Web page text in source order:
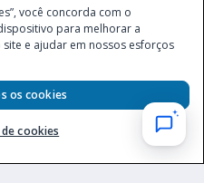
(CNPJ 52.868.380/0001-84), com
nº 4.055, 3º andar, Itaim Bibi, no
CEP 04538-133, Brasil - empresa
da Fazenda, conforme Portaria nº
no DOU em 11.2.2025.
você concorda com o
para melhorar a
e ajudar em nossos esforços
cookies
os cookies